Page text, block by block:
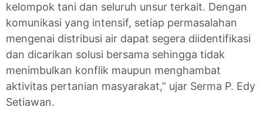
kelompok tani dan seluruh unsur terkait. Dengan
komunikasi yang intensif, setiap permasalahan
mengenai distribusi air dapat segera diidentifikasi
dan dicarikan solusi bersama sehingga tidak
menimbulkan konflik maupun menghambat
aktivitas pertanian masyarakat,” ujar Serma P. Edy
Setiawan.